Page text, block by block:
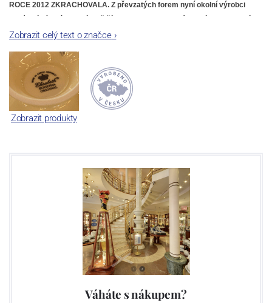
ROCE 2012 ZKRACHOVALA. Z převzatých forem nyní okolní výrobci
značku Elizabeth original Bohemia.
Zobrazit celý text o značce›
Zobrazit produkty
Váháte s nákupem?